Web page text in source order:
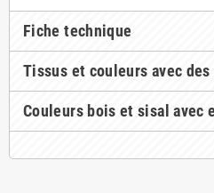
Fiche technique
Tissus et couleurs avec des
Couleurs bois et sisal avec